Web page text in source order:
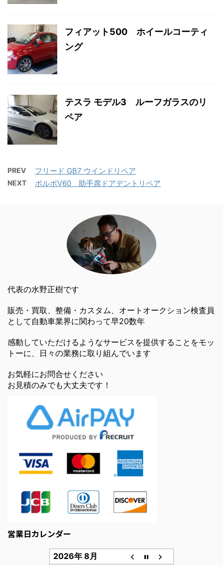
フィアット500 ホイールコーティ
ング
テスラ モデル3 ルーフガラスのリ
ペア
PREV フリード GB7 ウインドリペア
NEXT ボルボV60 助手席ドアデントリペア
代表の水野正樹です
販売・買取、整備・カスタム、オートオークション検査員
として自動車業界に関わって早20数年
感動していただけるようなサービスを提供することをモッ
トーに、日々の業務に取り組んでいます
お気軽にお問合せください
お見積のみでも大丈夫です！
営業日カレンダー
2026年 8月